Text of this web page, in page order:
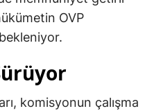
OVP
komisyonun çalışma